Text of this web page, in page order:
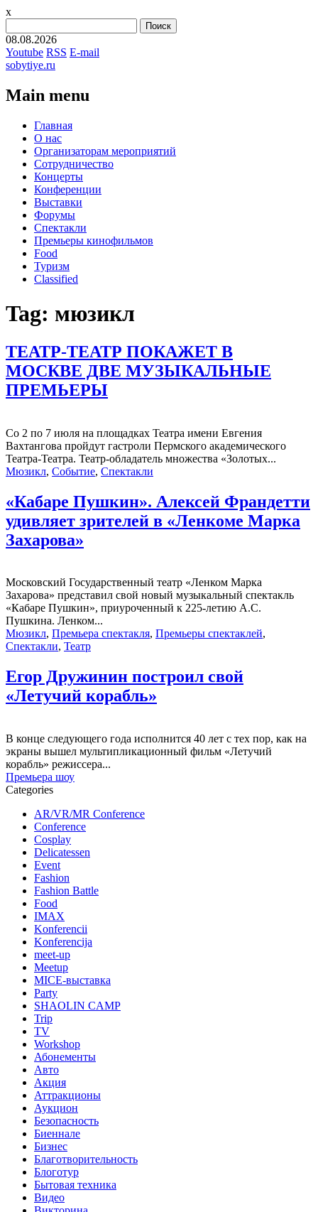
x
08.08.2026
Youtube RSS E-mail
sobytiye.ru
Main menu
Skip
content
Главная
О нас
Организаторам мероприятий
Сотрудничество
Концерты
Конференции
Выставки
Форумы
Спектакли
Премьеры кинофильмов
Food
Туризм
Сlassified
Tag: мюзикл
ТЕАТР-ТЕАТР ПОКАЖЕТ В
МОСКВЕ ДВЕ МУЗЫКАЛЬНЫЕ
ПРЕМЬЕРЫ
Со 2 по 7 июля на площадках Театра имени Евгения
Вахтангова пройдут гастроли Пермского академического
Театра-Театра. Театр-обладатель множества «Золотых...
Мюзикл, Событие, Спектакли
«Кабаре Пушкин». Алексей Франдетти
удивляет зрителей в «Ленкоме Марка
Захарова»
Московский Государственный театр «Ленком Марка
Захарова» представил свой новый музыкальный спектакль
«Кабаре Пушкин», приуроченный к 225-летию А.С.
Пушкина. Ленком...
Мюзикл, Премьера спектакля, Премьеры спектаклей,
Спектакли, Театр
Егор Дружинин построил свой
«Летучий корабль»
В конце следующего года исполнится 40 лет с тех пор, как на
экраны вышел мультипликационный фильм «Летучий
корабль» режиссера...
Премьера шоу
Categories
AR/VR/MR Conference
Conference
Cosplay
Delicatessen
Event
Fashion
Fashion Battle
Food
IMAX
Konferencii
Konferencija
meet-up
Meetup
MICE-выставка
Party
SHAOLIN CAMP
Trip
TV
Workshop
Абонементы
Авто
Акция
Аттракционы
Аукцион
Безопасность
Биеннале
Бизнес
Благотворительность
Блоготур
Бытовая техника
Видео